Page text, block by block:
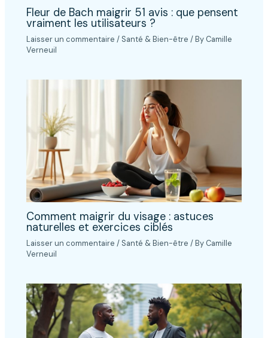
Fleur de Bach maigrir 51 avis : que pensent
vraiment les utilisateurs ?
Laisser un commentaire / Santé & Bien-être / By Camille
Verneuil
Comment maigrir du visage : astuces
naturelles et exercices ciblés
Laisser un commentaire / Santé & Bien-être / By Camille
Verneuil